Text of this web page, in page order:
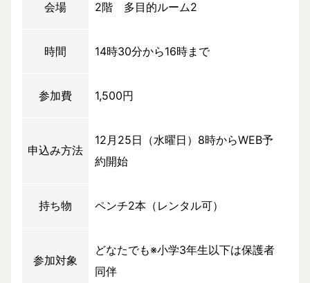
会場 2階 多目的ルーム2
時間 14時30分から16時まで
参加費 1,500円
申込み方法
12月25日（水曜日）8時からWEB予
約開始
持ち物 ペンチ2本（レンタル可）
参加対象
どなたでも※小学3年生以下は保護者
同伴